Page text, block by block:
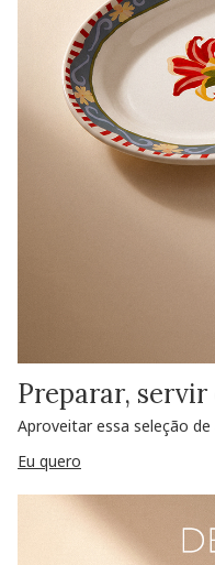
Preparar,
Aproveitar essa seleção de
Eu quero